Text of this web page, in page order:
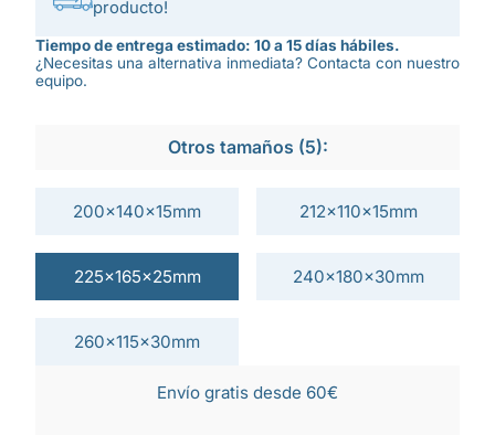
producto!
Tiempo de entrega estimado: 10 a 15 días hábiles.
¿Necesitas una alternativa inmediata? Contacta con nuestro
equipo.
Otros tamaños (5):
200x140x15mm 212x110x15mm
225x165x25mm 240x180x30mm
260x115x30mm
Envío gratis desde 60€